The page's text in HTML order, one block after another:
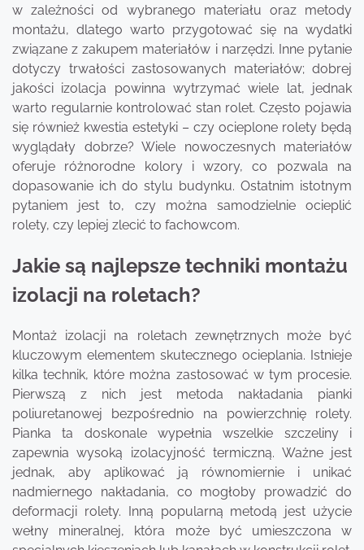
w zależności od wybranego materiału oraz metody
montażu, dlatego warto przygotować się na wydatki
związane z zakupem materiałów i narzędzi. Inne pytanie
dotyczy trwałości zastosowanych materiałów; dobrej
jakości izolacja powinna wytrzymać wiele lat, jednak
warto regularnie kontrolować stan rolet. Często pojawia
się również kwestia estetyki – czy ocieplone rolety będą
wyglądały dobrze? Wiele nowoczesnych materiałów
oferuje różnorodne kolory i wzory, co pozwala na
dopasowanie ich do stylu budynku. Ostatnim istotnym
pytaniem jest to, czy można samodzielnie ocieplić
rolety, czy lepiej zlecić to fachowcom.
Jakie są najlepsze techniki montażu
izolacji na roletach?
Montaż izolacji na roletach zewnętrznych może być
kluczowym elementem skutecznego ocieplania. Istnieje
kilka technik, które można zastosować w tym procesie.
Pierwszą z nich jest metoda nakładania pianki
poliuretanowej bezpośrednio na powierzchnię rolety.
Pianka ta doskonale wypełnia wszelkie szczeliny i
zapewnia wysoką izolacyjność termiczną. Ważne jest
jednak, aby aplikować ją równomiernie i unikać
nadmiernego nakładania, co mogłoby prowadzić do
deformacji rolety. Inną popularną metodą jest użycie
wełny mineralnej, która może być umieszczona w